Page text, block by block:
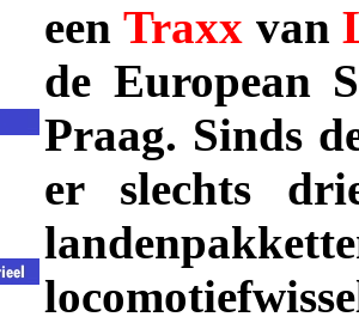
een Traxx van
de European
Praag. Sinds
er slechts